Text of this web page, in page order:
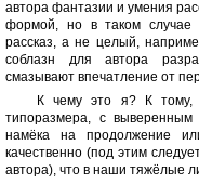
автора фантазии и умения
формой, но в таком случае
рассказ, а не целый,
соблазн для автора
смазывают впечатление от
К чему это я? К тому,
типоразмера, с выверенным
намёка на продолжение
качественно (под этим
автора), что в наши тяжёлые